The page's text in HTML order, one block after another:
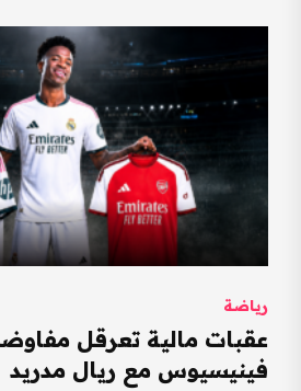
رياضة
عقبات مالية تعرقل
فينيسيوس مع ريال مدريد